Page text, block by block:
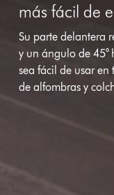
más fácil de
Su parte delantera
y un ángulo de 45°
sea fácil de usar en
de alfombras y